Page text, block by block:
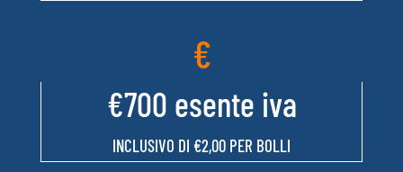
favorendo una crescita continua e sostenibile. Il
corso - integrato nel Career Development Core
Curriculum - ha l’obiettivo di trasferire strumenti
teorici e pratici per definire, costruire e monitorare
la competence professionale, sfruttando le
potenzialità delle tecnologie intelligenti per
€
€700 esente iva
INCLUSIVO DI €2,00 PER BOLLI